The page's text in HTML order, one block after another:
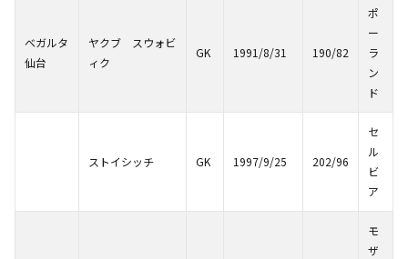
ベガルタ
仙台
ヤクブ スウォビ
ィク
GK 1991/8/31 190/82
ポ
ー
ラ
ン
ド
ストイシッチ GK 1997/9/25 202/96
セ
ル
ビ
ア
モ
ザ